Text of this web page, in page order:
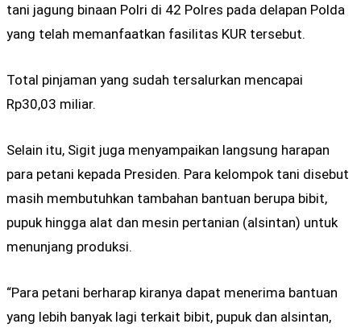
tani jagung binaan Polri di 42 Polres pada delapan Polda
yang telah memanfaatkan fasilitas KUR tersebut.
Total pinjaman yang sudah tersalurkan mencapai
Rp30,03 miliar.
Selain itu, Sigit juga menyampaikan langsung harapan
para petani kepada Presiden. Para kelompok tani disebut
masih membutuhkan tambahan bantuan berupa bibit,
pupuk hingga alat dan mesin pertanian (alsintan) untuk
menunjang produksi.
“Para petani berharap kiranya dapat menerima bantuan
yang lebih banyak lagi terkait bibit, pupuk dan alsintan,